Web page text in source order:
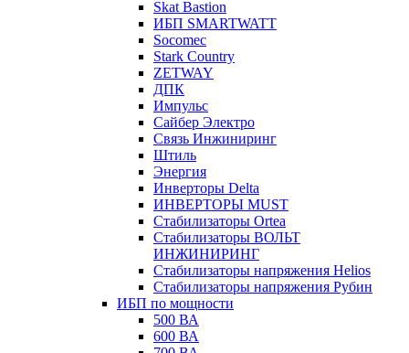
Skat Bastion
ИБП SMARTWATT
Socomec
Stark Country
ZETWAY
ДПК
Импульс
Сайбер Электро
Связь Инжиниринг
Штиль
Энергия
Инверторы Delta
ИНВЕРТОРЫ MUST
Стабилизаторы Ortea
Стабилизаторы ВОЛЬТ
ИНЖИНИРИНГ
Стабилизаторы напряжения Helios
Стабилизаторы напряжения Рубин
ИБП по мощности
500 ВА
600 ВА